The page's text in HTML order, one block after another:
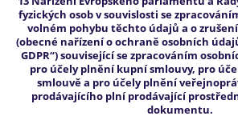
fyzických osob v souvislosti se
volném pohybu těchto údajů a o zrušení
(obecné nařízení o ochraně osobních
GDPR“) související se zpracováním
pro účely plnění kupní smlouvy, pro
smlouvě a pro účely plnění
prodávajícího plní prodávající
dokumentu.